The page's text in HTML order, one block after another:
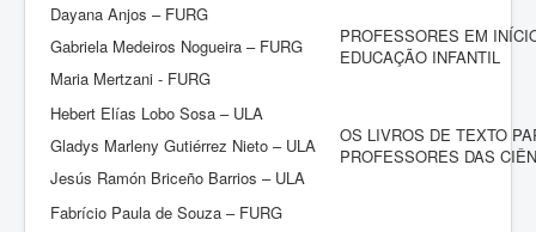
Dayana Anjos – FURG
Gabriela Medeiros Nogueira – FURG
Maria Mertzani - FURG
PROFESSORES EM
EDUCAÇÃO INFANTIL
Hebert Elías Lobo Sosa – ULA
Gladys Marleny Gutiérrez Nieto – ULA
Jesús Ramón Briceño Barrios – ULA
OS LIVROS DE TEXTO
PROFESSORES DAS
Fabrício Paula de Souza – FURG